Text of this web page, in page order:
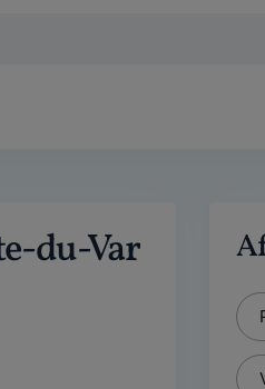
du-Var